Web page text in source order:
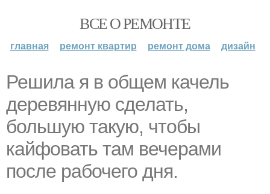
ВСЕ О РЕМОНТЕ
главная ремонт квартир ремонт дома дизайн
Решила я в общем качель
деревянную сделать,
большую такую, чтобы
кайфовать там вечерами
после рабочего дня.